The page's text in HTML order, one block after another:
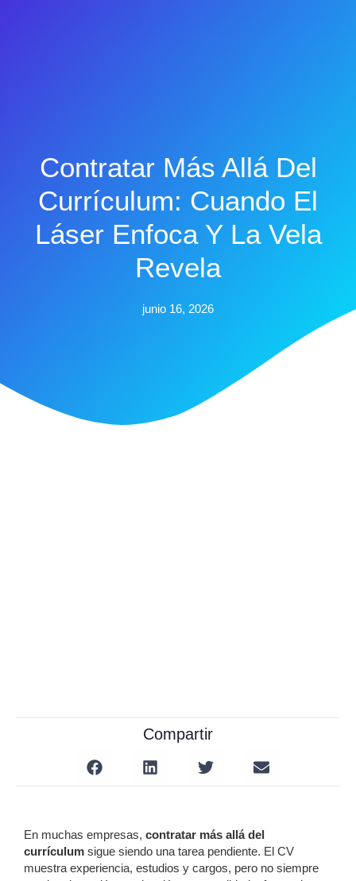
Contratar Más Allá Del
Currículum: Cuando El
Láser Enfoca Y La Vela
Revela
junio 16, 2026
Compartir
En muchas empresas, contratar más allá del
currículum sigue siendo una tarea pendiente. El CV
muestra experiencia, estudios y cargos, pero no siempre